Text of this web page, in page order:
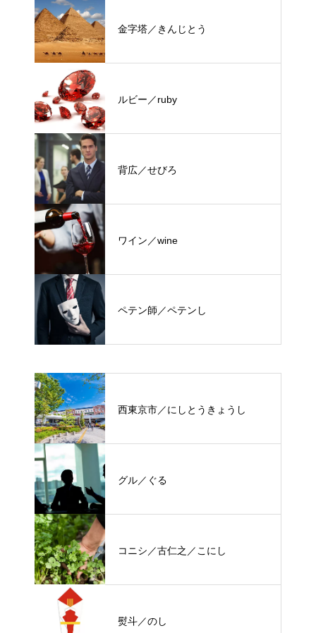
金字塔／きんじとう
ルビー／ruby
背広／せびろ
ワイン／wine
ペテン師／ペテンし
西東京市／にしとうきょうし
グル／ぐる
コニシ／古仁之／こにし
熨斗／のし